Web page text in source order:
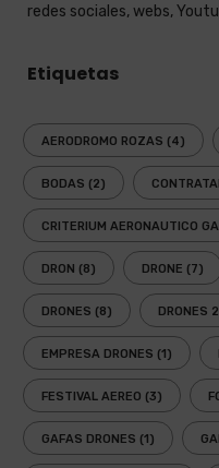
redes sociales, webs,
Etiquetas
AERODROMO ROZAS (4)
BODAS (2)
CRITERIUM AERONAUTICO
DRON (8) DRONE (7)
DRONES (8) DRONES
EMPRESA DRONES (1)
FESTIVAL AEREO (3)
GAFAS DRONES (1)